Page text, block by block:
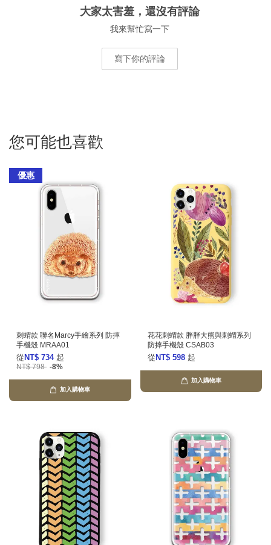
大家太害羞，還沒有評論
我來幫忙寫一下
寫下你的評論
您可能也喜歡
優惠
刺蝟款 聯名Marcy手繪系列 防摔
手機殼 MRAA01
從 NT$ 734 起
NT$ 798 -8%
加入購物車
花花刺蝟款 胖胖大熊與刺蝟系列
防摔手機殼 CSAB03
從 NT$ 598 起
加入購物車